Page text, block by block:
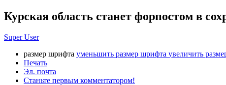
Курская область станет форпостом в
Super User
размер шрифта уменьшить размер шрифта увеличить
Печать
Эл. почта
Станьте первым комментатором!